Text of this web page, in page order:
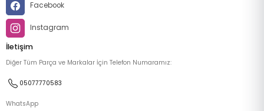
Facebook
Instagram
İletişim
Diğer Tüm Parça ve Markalar İçin Telefon Numaramız:
05077770583
WhatsApp